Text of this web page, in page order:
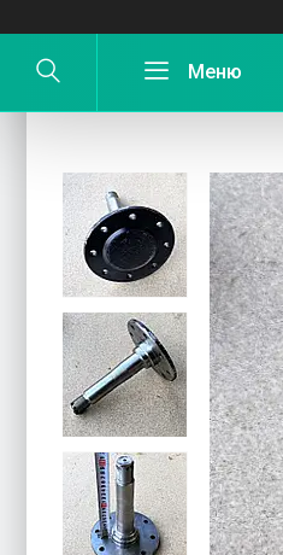
Вісь диска